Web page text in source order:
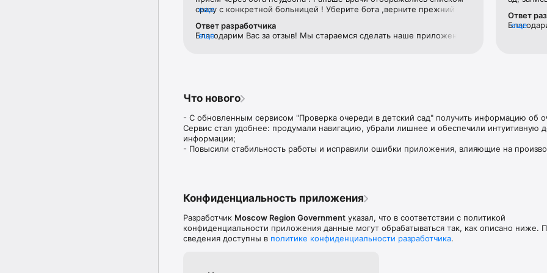
сразу с конкретной больницей ! Уберите бота ,верните прежний
еще
Ответ разработчика
Благодарим Вас за отзыв! Мы стараемся сделать наше приложение
следующих версиях. При обращении укажите, пожалуйста,
еще
Ответ
который
еще
Что нового
- С обновленным сервисом "Проверка очереди в детский сад" получить информацию об
Сервис стал удобнее: продумали навигацию, убрали лишнее и обеспечили интуитивную
информации;
- Повысили стабильность работы и исправили ошибки приложения, влияющие на
Конфиденциальность приложения
Разработчик Moscow Region Government указал, что в соответствии с политикой
конфиденциальности приложения данные могут обрабатываться так, как описано ниже.
сведения доступны в политике конфиденциальности разработчика.